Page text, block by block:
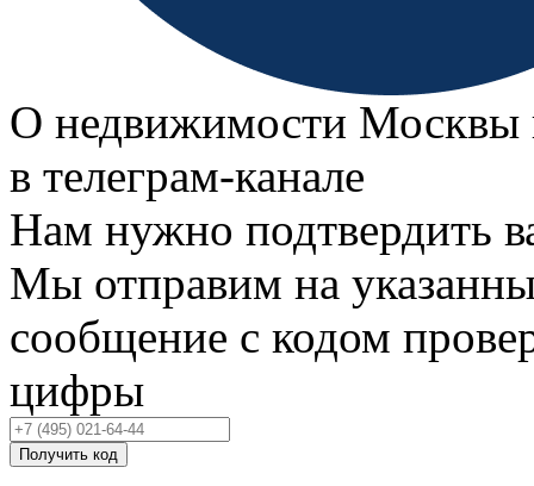
О недвижимости Москвы
в телеграм‑канале
Нам нужно подтвердить
Мы отправим на
сообщение с кодом
цифры
Получить код